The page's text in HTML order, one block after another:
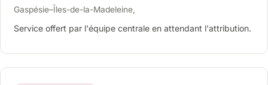
Gaspésie–Îles-de-la-Madeleine,
Service offert par l'équipe centrale en attendant l'attribution.